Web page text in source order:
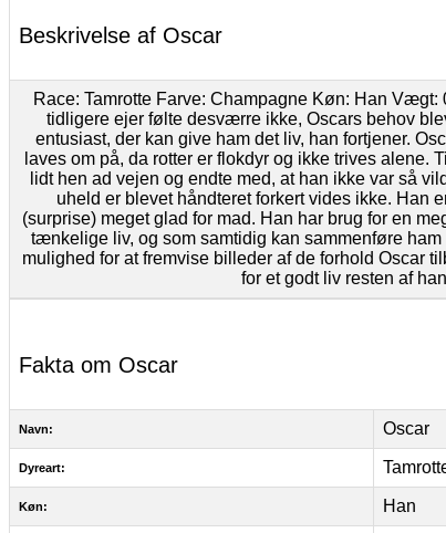
Beskrivelse af Oscar
Race: Tamrotte Farve: Champagne Køn: Han
tidligere ejer følte desværre ikke, Oscars behov
entusiast, der kan give ham det liv, han fortjener.
laves om på, da rotter er flokdyr og ikke trives alene.
lidt hen ad vejen og endte med, at han ikke var så
uheld er blevet håndteret forkert vides ikke. Han
(surprise) meget glad for mad. Han har brug for en
tænkelige liv, og som samtidig kan sammenføre
mulighed for at fremvise billeder af de forhold Oscar
for et godt liv resten af
Fakta om Oscar
Navn: Oscar
Dyreart:
Køn: Han